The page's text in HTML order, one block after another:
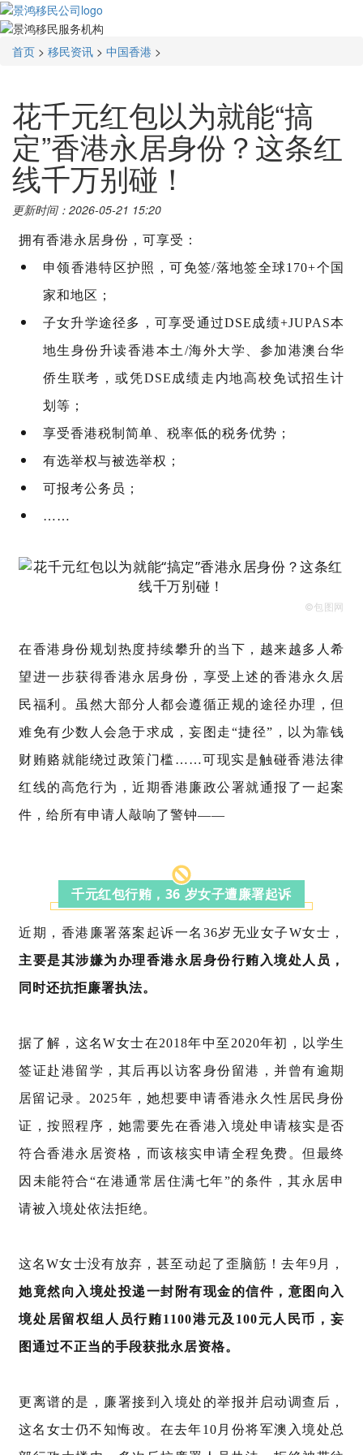
首页 > 移民资讯 > 中国香港 >
花千元红包以为就能“搞
定”香港永居身份？这条红
线千万别碰！
更新时间：2026-05-21 15:20
拥有香港永居身份，可享受：
申领香港特区护照，可免签/落地签全球170+个国
家和地区；
子女升学途径多，可享受通过DSE成绩+JUPAS本
地生身份升读香港本土/海外大学、参加港澳台华
侨生联考，或凭DSE成绩走内地高校免试招生计
划等；
享受香港税制简单、税率低的税务优势；
有选举权与被选举权；
可报考公务员；
……
©包图网
在香港身份规划热度持续攀升的当下，越来越多人希
望进一步获得香港永居身份，享受上述的香港永久居
民福利。虽然大部分人都会遵循正规的途径办理，但
难免有少数人会急于求成，妄图走“捷径”，以为靠钱
财贿赂就能绕过政策门槛……可现实是触碰香港法律
红线的高危行为，近期香港廉政公署就通报了一起案
件，给所有申请人敲响了警钟——
千元红包行贿，36 岁女子遭廉署起诉
近期，香港廉署落案起诉一名 36岁无业女子W女士，
主要是其涉嫌为办理香港永居身份行贿入境处人员，
同时还抗拒廉署执法。
据了解，这名W女士在2018年中至2020年初，以学生
签证赴港留学，其后再以访客身份留港，并曾有逾期
居留记录。2025年，她想要申请香港永久性居民身份
证，按照程序，她需要先在香港入境处 申请核实是否
符合香港永居资格，而该核实申请全程免费。但最终
因未能符合“在港通常居住满七年”的条件，其永居申
请被入境处依法拒绝。
这名W女士没有放弃，甚至动起了歪脑筋！去年9月，
她竟然向入境处投递一封附有现金的信件，意图向入
境处居留权组人员行贿1100港元及100元人民币，妄
图通过不正当的手段获批永居资格。
更离谱的是，廉署接到入境处的举报并启动调查后，
这名女士仍不知悔改。在去年10月份将军澳入境处总